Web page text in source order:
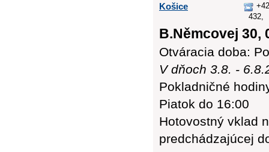
Košice
432,
B.Němcovej 30,
Otváracia doba:
V dňoch 3.8. -
Pokladničné
Piatok do 16:00
Hotovostný vklad
predchádzajúcej